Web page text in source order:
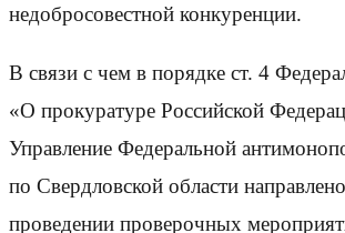
недобросовестной конкуренции.
В связи с чем в порядке ст. 4
«О прокуратуре Российской
Управление Федеральной
по Свердловской области
проведении проверочных